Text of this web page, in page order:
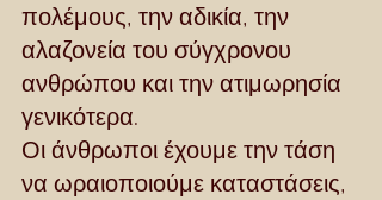
πολέμους, την αδικία, την
αλαζονεία του σύγχρονου
ανθρώπου και την ατιμωρησία
γενικότερα.
Οι άνθρωποι έχουμε την τάση
να ωραιοποιούμε καταστάσεις,